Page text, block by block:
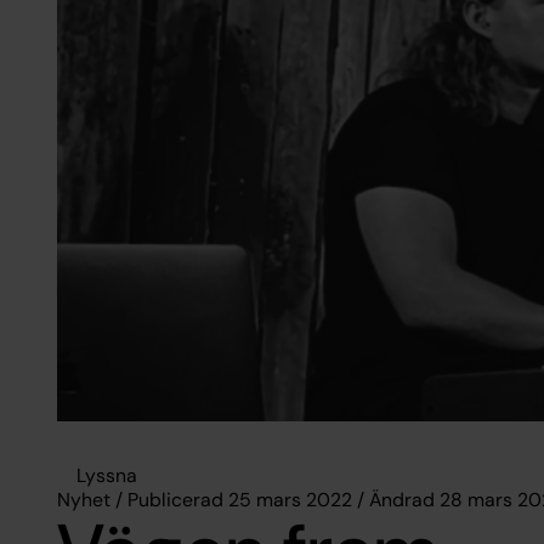
Lyssna
Nyhet / Publicerad 25 mars 2022 / Ändrad 28 mars